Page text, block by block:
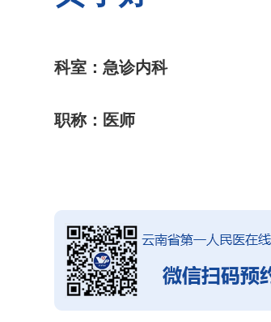
科室：急诊内科
职称：医师